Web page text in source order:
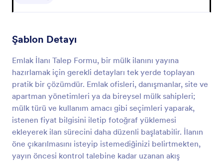
Şablon Detayı
Emlak İlanı Talep Formu, bir mülk ilanını yayına
hazırlamak için gerekli detayları tek yerde toplayan
pratik bir çözümdür. Emlak ofisleri, danışmanlar, site ve
apartman yönetimleri ya da bireysel mülk sahipleri;
mülk türü ve kullanım amacı gibi seçimleri yaparak,
istenen fiyat bilgisini iletip fotoğraf yüklemesi
ekleyerek ilan sürecini daha düzenli başlatabilir. İlanın
öne çıkarılmasını isteyip istemediğinizi belirtmekten,
yayın öncesi kontrol talebine kadar uzanan akış
Önizleme